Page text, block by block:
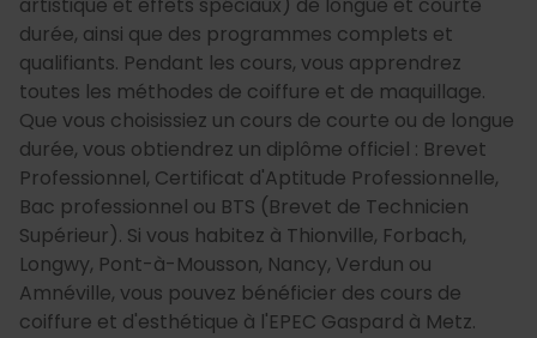
artistique et effets spéciaux) de longue et courte
durée, ainsi que des programmes complets et
qualifiants. Pendant les cours, vous apprendrez
toutes les méthodes de coiffure et de maquillage.
Que vous choisissiez un cours de courte ou de longue
durée, vous obtiendrez un diplôme officiel : Brevet
Professionnel, Certificat d'Aptitude Professionnelle,
Bac professionnel ou BTS (Brevet de Technicien
Supérieur). Si vous habitez à Thionville, Forbach,
Longwy, Pont-à-Mousson, Nancy, Verdun ou
Amnéville, vous pouvez bénéficier des cours de
coiffure et d'esthétique à l'EPEC Gaspard à Metz.